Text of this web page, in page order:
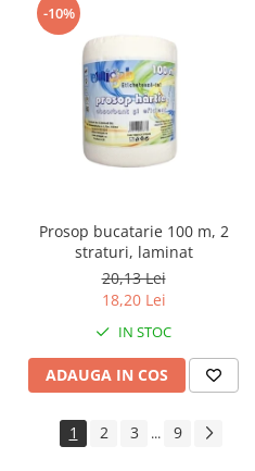
-10%
Prosop bucatarie 100 m, 2
straturi, laminat
20,13 Lei
18,20 Lei
IN STOC
ADAUGA IN COS
1 2 3 ... 9